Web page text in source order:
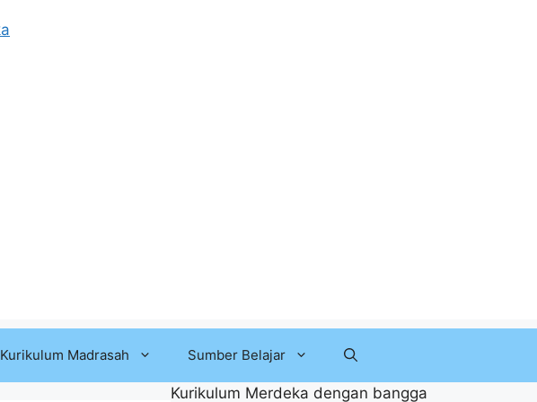
Kurikulum Madrasah Sumber Belajar
Kurikulum Merdeka dengan bangga